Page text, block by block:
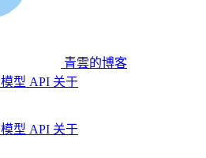
青雲的博客
模型 API 关于
模型 API 关于